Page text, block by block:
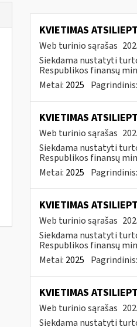
KVIETIMAS
Web turinio sąrašas
Siekdama nustatyti
Respublikos finansų
Metai: 2025 Pagrindinis:
KVIETIMAS
Web turinio sąrašas
Siekdama nustatyti
Respublikos finansų
Metai: 2025 Pagrindinis:
KVIETIMAS
Web turinio sąrašas
Siekdama nustatyti
Respublikos finansų
Metai: 2025 Pagrindinis:
KVIETIMAS
Web turinio sąrašas
Siekdama nustatyti